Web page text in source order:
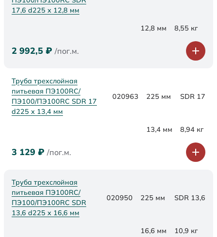
17,6 d225 х 12,8 мм
12,8 мм 8,55 кг
2 992,5 ₽ /пог.м.
Труба трехслойная
питьевая ПЭ100RC/
ПЭ100/ПЭ100RC SDR 17
d225 х 13,4 мм
020963 225 мм SDR 17
13,4 мм 8,94 кг
3 129 ₽ /пог.м.
Труба трехслойная
питьевая ПЭ100RC/
ПЭ100/ПЭ100RC SDR
13,6 d225 х 16,6 мм
020950 225 мм SDR 13,6
16,6 мм 10,9 кг